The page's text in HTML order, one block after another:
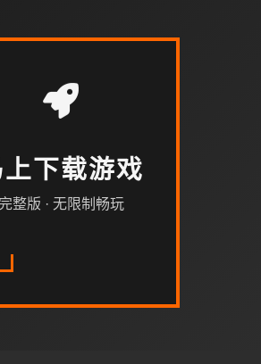
上下载游戏
完整版 · 无限制畅玩